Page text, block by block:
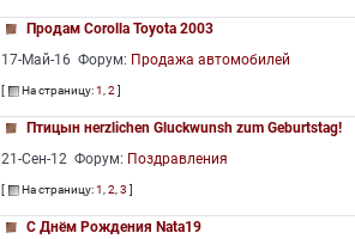
Продам Corolla Toyota 2003
17-Май-16 Форум: Продажа автомобилей
[ На страницу:1,2]
Птицын нerzlichen Gluckwunsh zum Geburtstag!
21-Сен-12 Форум: Поздравления
[ На страницу:1,2,3 ]
С Днём Рождения Nata19